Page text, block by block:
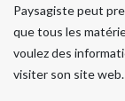
Paysagiste peut
que tous les
voulez des
visiter son site web.